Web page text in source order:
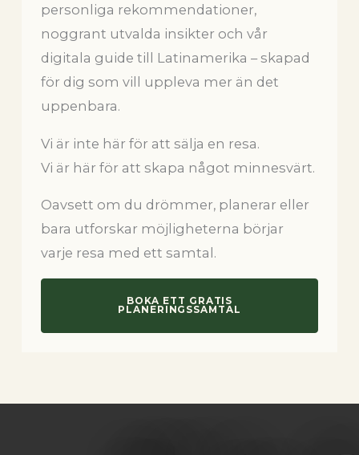
personliga rekommendationer,
noggrant utvalda insikter och vår
digitala guide till Latinamerika – skapad
för dig som vill uppleva mer än det
uppenbara.
Vi är inte här för att sälja en resa.
Vi är här för att skapa något minnesvärt.
Oavsett om du drömmer, planerar eller
bara utforskar möjligheterna börjar
varje resa med ett samtal.
BOKA ETT GRATIS
PLANERINGSSAMTAL